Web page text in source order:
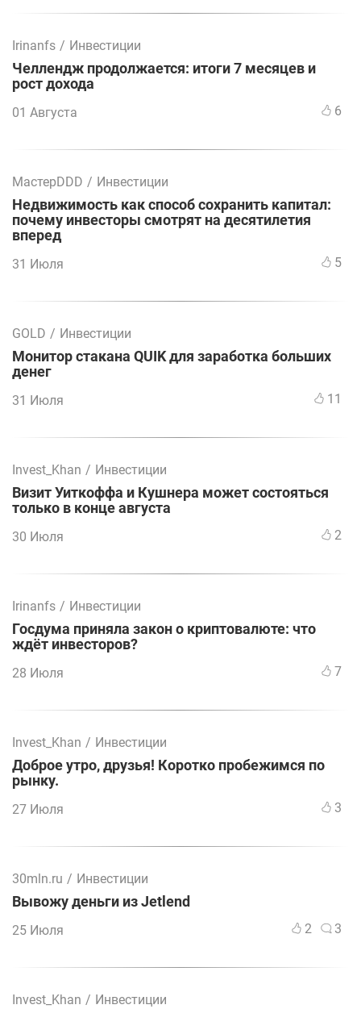
Irinanfs / Инвестиции
Челлендж продолжается: итоги 7 месяцев и
рост дохода
01 Августа 6
МастерDDD / Инвестиции
Недвижимость как способ сохранить капитал:
почему инвесторы смотрят на десятилетия
вперед
31 Июля 5
GOLD / Инвестиции
Монитор стакана QUIK для заработка больших
денег
31 Июля 11
Invest_Khan / Инвестиции
Визит Уиткоффа и Кушнера может состояться
только в конце августа
30 Июля 2
Irinanfs / Инвестиции
Госдума приняла закон о криптовалюте: что
ждёт инвесторов?
28 Июля 7
Invest_Khan / Инвестиции
Доброе утро, друзья! Коротко пробежимся по
рынку.
27 Июля 3
30mln.ru / Инвестиции
Вывожу деньги из Jetlend
25 Июля 2 3
Invest_Khan / Инвестиции